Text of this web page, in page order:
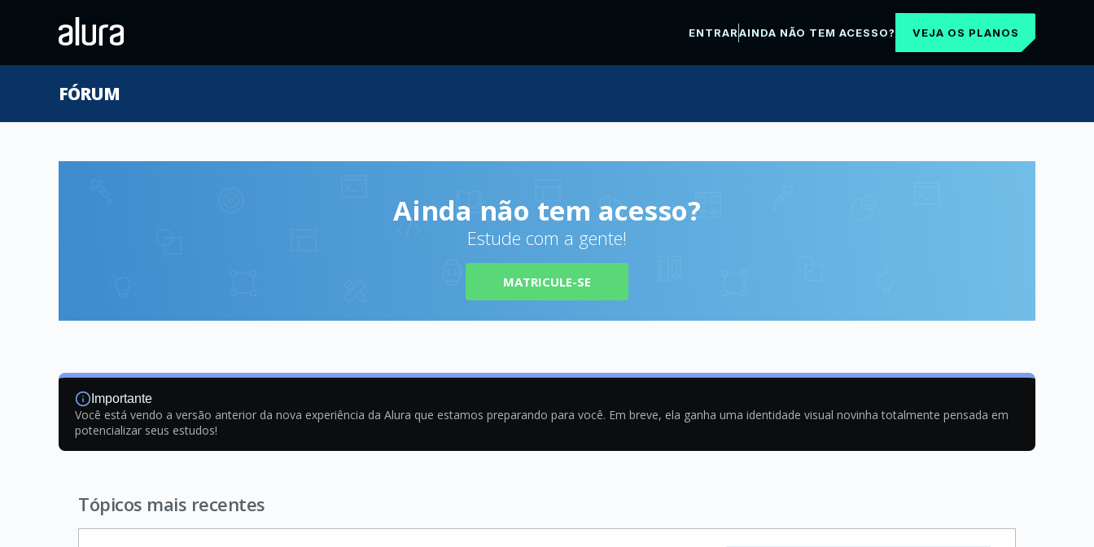
ENTRARAINDA NÃO TEM ACESSO? VEJA OS PLANOS
FÓRUM
Ainda não tem acesso?
Estude com a gente!
MATRICULE-SE
Importante
Você está vendo a versão anterior da nova experiência da Alura que estamos preparando para você. Em breve, ela ganha uma identidade visual novinha totalmente pensada em
potencializar seus estudos!
Tópicos mais recentes